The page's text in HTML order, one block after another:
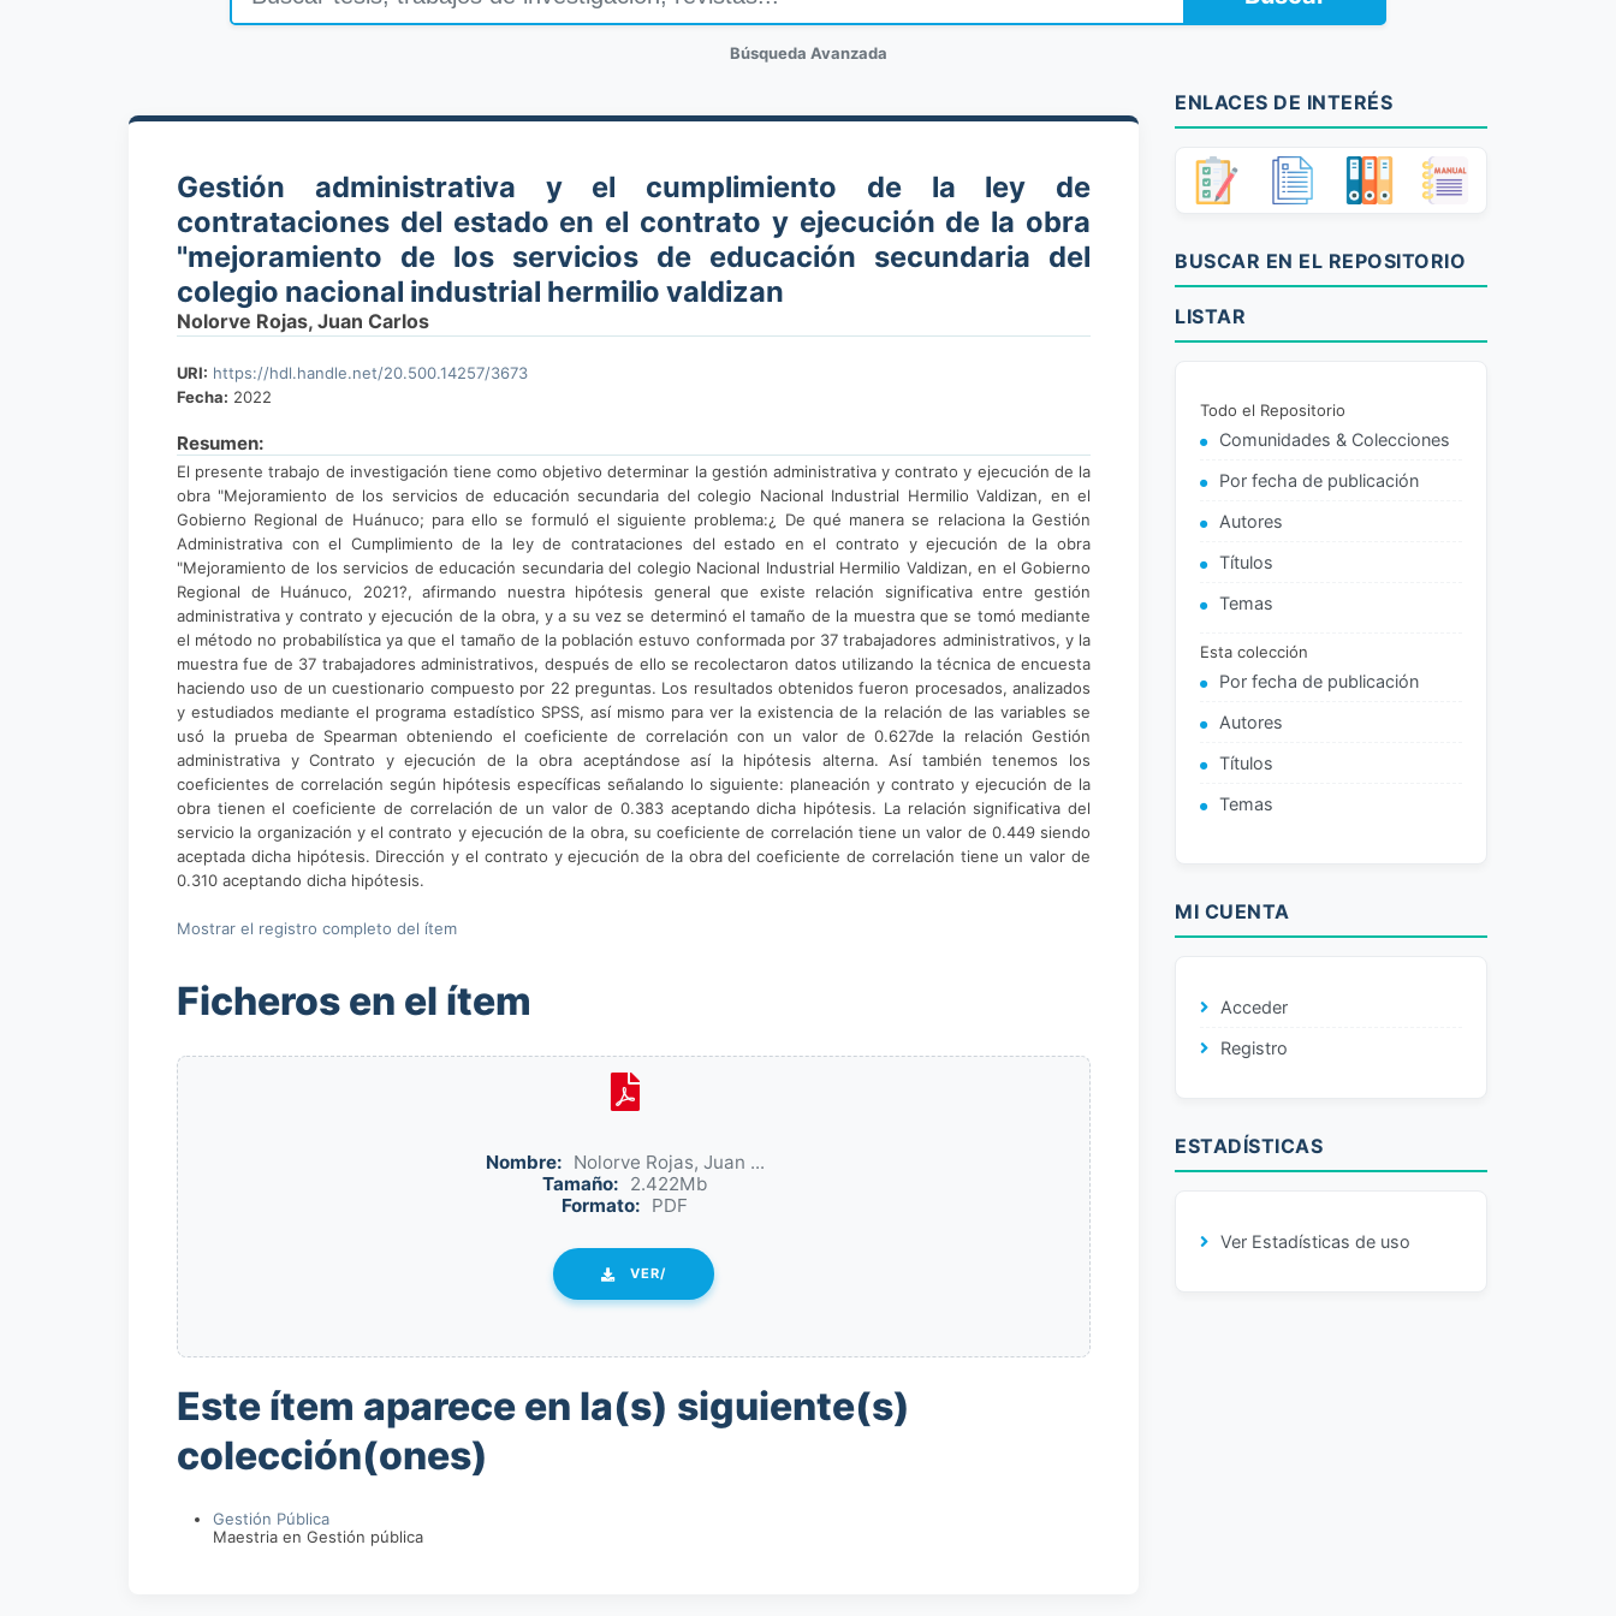
Búsqueda Avanzada
Gestión administrativa y el cumplimiento de la ley de
contrataciones del estado en el contrato y ejecución de la obra
"mejoramiento de los servicios de educación secundaria del
colegio nacional industrial hermilio valdizan
Nolorve Rojas, Juan Carlos
URI: https://hdl.handle.net/20.500.14257/3673
Fecha: 2022
Resumen:
El presente trabajo de investigación tiene como objetivo determinar la gestión administrativa y contrato y ejecución de la
obra "Mejoramiento de los servicios de educación secundaria del colegio Nacional Industrial Hermilio Valdizan, en el
Gobierno Regional de Huánuco; para ello se formuló el siguiente problema:¿ De qué manera se relaciona la Gestión
Administrativa con el Cumplimiento de la ley de contrataciones del estado en el contrato y ejecución de la obra
"Mejoramiento de los servicios de educación secundaria del colegio Nacional Industrial Hermilio Valdizan, en el Gobierno
Regional de Huánuco, 2021?, afirmando nuestra hipótesis general que existe relación significativa entre gestión
administrativa y contrato y ejecución de la obra, y a su vez se determinó el tamaño de la muestra que se tomó mediante
el método no probabilística ya que el tamaño de la población estuvo conformada por 37 trabajadores administrativos, y la
muestra fue de 37 trabajadores administrativos, después de ello se recolectaron datos utilizando la técnica de encuesta
haciendo uso de un cuestionario compuesto por 22 preguntas. Los resultados obtenidos fueron procesados, analizados
y estudiados mediante el programa estadístico SPSS, así mismo para ver la existencia de la relación de las variables se
usó la prueba de Spearman obteniendo el coeficiente de correlación con un valor de 0.627de la relación Gestión
administrativa y Contrato y ejecución de la obra aceptándose así la hipótesis alterna. Así también tenemos los
coeficientes de correlación según hipótesis específicas señalando lo siguiente: planeación y contrato y ejecución de la
obra tienen el coeficiente de correlación de un valor de 0.383 aceptando dicha hipótesis. La relación significativa del
servicio la organización y el contrato y ejecución de la obra, su coeficiente de correlación tiene un valor de 0.449 siendo
aceptada dicha hipótesis. Dirección y el contrato y ejecución de la obra del coeficiente de correlación tiene un valor de
0.310 aceptando dicha hipótesis.
Mostrar el registro completo del ítem
Ficheros en el ítem
Nombre: Nolorve Rojas, Juan ...
Tamaño: 2.422Mb
Formato: PDF
VER/
Este ítem aparece en la(s) siguiente(s)
colección(ones)
Gestión Pública
Maestria en Gestión pública
ENLACES DE INTERÉS
BUSCAR EN EL REPOSITORIO
LISTAR
Todo el Repositorio
Comunidades & Colecciones
Por fecha de publicación
Autores
Títulos
Temas
Esta colección
Por fecha de publicación
Autores
Títulos
Temas
MI CUENTA
Acceder
Registro
ESTADÍSTICAS
Ver Estadísticas de uso